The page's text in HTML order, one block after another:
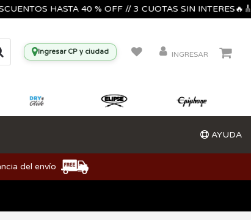
HASTA 40 % OFF // 3 CUOTAS SIN
Ingresar CP y ciudad INGRESAR
AYUDA
del envío